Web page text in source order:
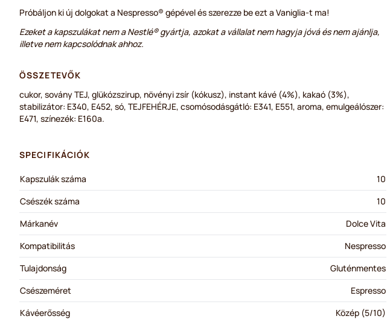
Próbáljon ki új dolgokat a Nespresso® gépével és szerezze be ezt a Vaniglia-t ma!
Ezeket a kapszulákat nem a Nestlé® gyártja, azokat a vállalat nem hagyja jóvá és nem ajánlja,
illetve nem kapcsolódnak ahhoz.
ÖSSZETEVŐK
cukor, sovány TEJ, glükózszirup, növényi zsír (kókusz), instant kávé (4%), kakaó (3%),
stabilizátor: E340, E452, só, TEJFEHÉRJE, csomósodásgátló: E341, E551, aroma, emulgeálószer:
E471, színezék: E160a.
SPECIFIKÁCIÓK
Kapszulák száma
10
Csészék száma
10
Márkanév
Dolce Vita
Kompatibilitás
Nespresso
Tulajdonság
Gluténmentes
Csészeméret
Espresso
Kávéerősség
Közép (5/10)